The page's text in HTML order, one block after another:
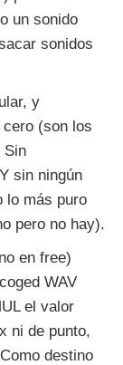
un sonido
sonidos
y
(son los
Sin
sin ningún
lo más puro
pero no hay).
en free)
WAV
el valor
ni de punto,
destino